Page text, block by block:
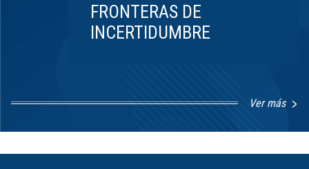
FRONTERAS DE
INCERTIDUMBRE
Ver más
8